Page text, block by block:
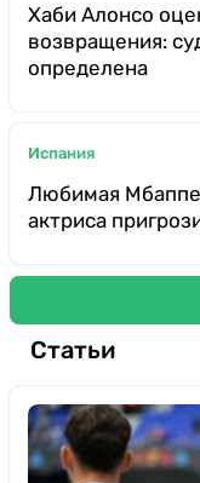
Хаби Алонсо
возвращения:
определена
Испания
Любимая
актриса
Статьи